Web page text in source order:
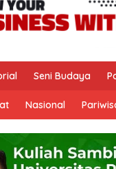
Seni Budaya
Nasional